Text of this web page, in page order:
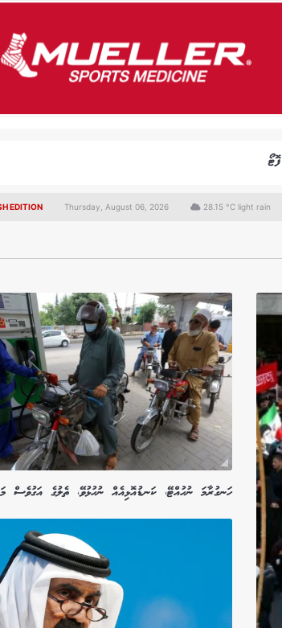
ފޮޓޯ
EDITION Thursday, August 06, 2026 28.15 °C light rain
ހަނގުރާމަ ނުހުއްޓޭ، ކަނޑުއޮޅިއެއް ނުހުޅުވޭ، ތެލުގެ އަގުވެސް